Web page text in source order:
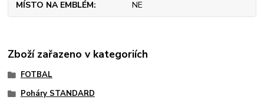
MÍSTO NA EMBLÉM NE
Zboží zařazeno v kategoriích
FOTBAL
Poháry STANDARD